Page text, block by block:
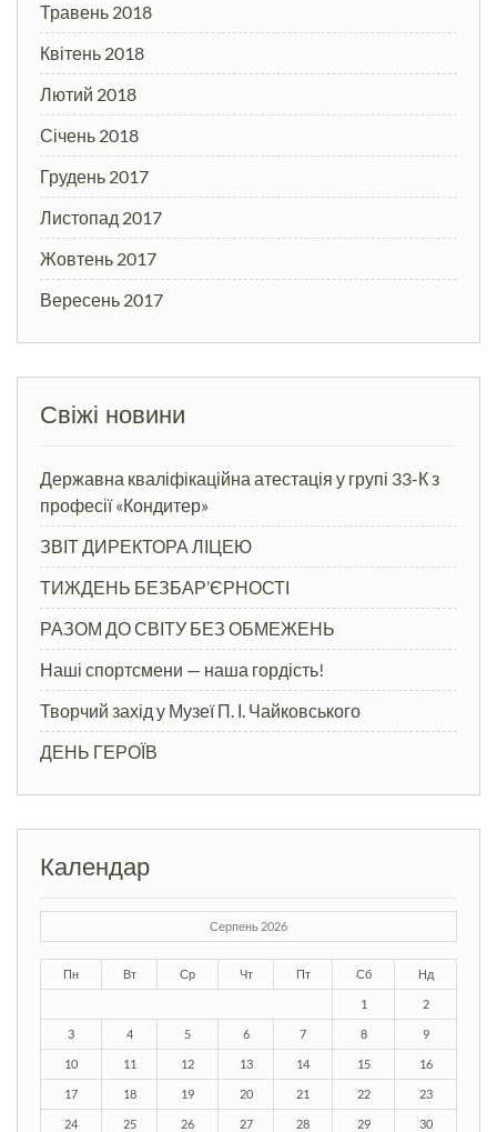
Травень 2018
Квітень 2018
Лютий 2018
Січень 2018
Грудень 2017
Листопад 2017
Жовтень 2017
Вересень 2017
Свіжі новини
Державна кваліфікаційна атестація у групі 33-К з
професії «Кондитер»
ЗВІТ ДИРЕКТОРА ЛІЦЕЮ
ТИЖДЕНЬ БЕЗБАР’ЄРНОСТІ
РАЗОМ ДО СВІТУ БЕЗ ОБМЕЖЕНЬ
Наші спортсмени — наша гордість!
Творчий захід у Музеї П. І. Чайковського
ДЕНЬ ГЕРОЇВ
Календар
Серпень 2026
Пн Вт Ср Чт Пт Сб Нд
1 2
3 4 5 6 7 8 9
10 11 12 13 14 15 16
17 18 19 20 21 22 23
24 25 26 27 28 29 30